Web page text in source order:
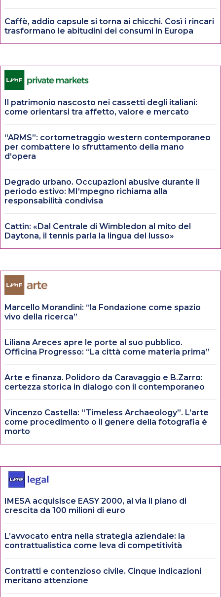
Caffè, addio capsule si torna ai chicchi. Così i rincari
trasformano le abitudini dei consumi in Europa
Il patrimonio nascosto nei cassetti degli italiani:
come orientarsi tra affetto, valore e mercato
“ARMS”: cortometraggio western contemporaneo
per combattere lo sfruttamento della mano
d’opera
Degrado urbano. Occupazioni abusive durante il
periodo estivo: MI’mpegno richiama alla
responsabilità condivisa
Cattin: «Dal Centrale di Wimbledon al mito del
Daytona, il tennis parla la lingua del lusso»
Marcello Morandini: “la Fondazione come spazio
vivo della ricerca”
Liliana Areces apre le porte al suo pubblico.
Officina Progresso: “La città come materia prima”
Arte e finanza. Polidoro da Caravaggio e B.Zarro:
certezza storica in dialogo con il contemporaneo
Vincenzo Castella: “Timeless Archaeology”. L’arte
come procedimento o il genere della fotografia è
morto
IMESA acquisisce EASY 2000, al via il piano di
crescita da 100 milioni di euro
L’avvocato entra nella strategia aziendale: la
contrattualistica come leva di competitività
Contratti e contenzioso civile. Cinque indicazioni
meritano attenzione